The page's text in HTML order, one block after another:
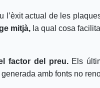
actual de les
mitjà,la qual cosa
factor del preu. Els
amb fonts no